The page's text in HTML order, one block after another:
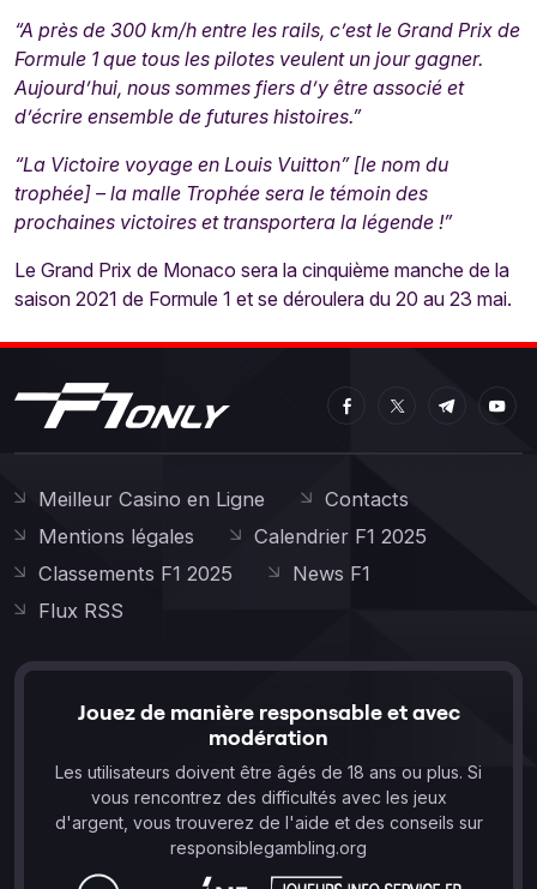
“A près de 300 km/h entre les rails, c’est le Grand Prix de
Formule 1 que tous les pilotes veulent un jour gagner.
Aujourd’hui, nous sommes fiers d’y être associé et
d’écrire ensemble de futures histoires.”
“La Victoire voyage en Louis Vuitton” [le nom du
trophée] – la malle Trophée sera le témoin des
prochaines victoires et transportera la légende !”
Le Grand Prix de Monaco sera la cinquième manche de la
saison 2021 de Formule 1 et se déroulera du 20 au 23 mai.
Meilleur Casino en Ligne
Contacts
Mentions légales
Calendrier F1 2025
Classements F1 2025
News F1
Flux RSS
Jouez de manière responsable et avec
modération
Les utilisateurs doivent être âgés de 18 ans ou plus. Si
vous rencontrez des difficultés avec les jeux
d'argent, vous trouverez de l'aide et des conseils sur
responsiblegambling.org